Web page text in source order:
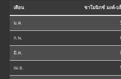
เดือน ชาโมนิกซ์ มงต์-บ
ม.ค.
ก.พ.
มี.ค.
เม.ย.